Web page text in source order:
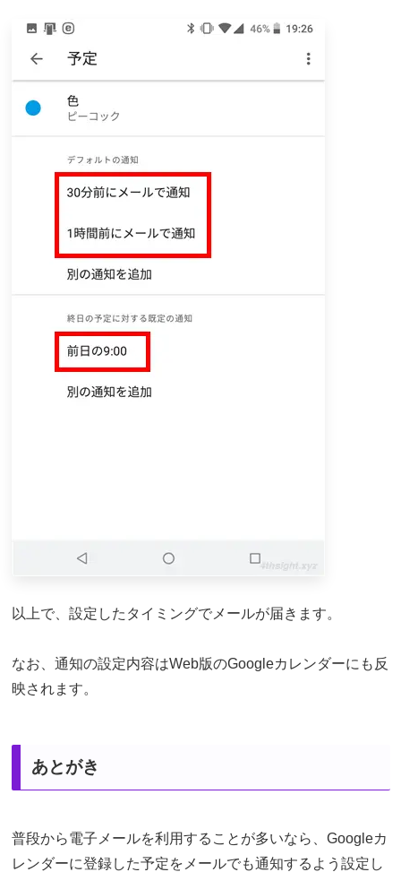
以上で、設定したタイミングでメールが届きます。
なお、通知の設定内容はWeb版のGoogleカレンダーにも反
映されます。
あとがき
普段から電子メールを利用することが多いなら、Googleカ
レンダーに登録した予定をメールでも通知するよう設定し